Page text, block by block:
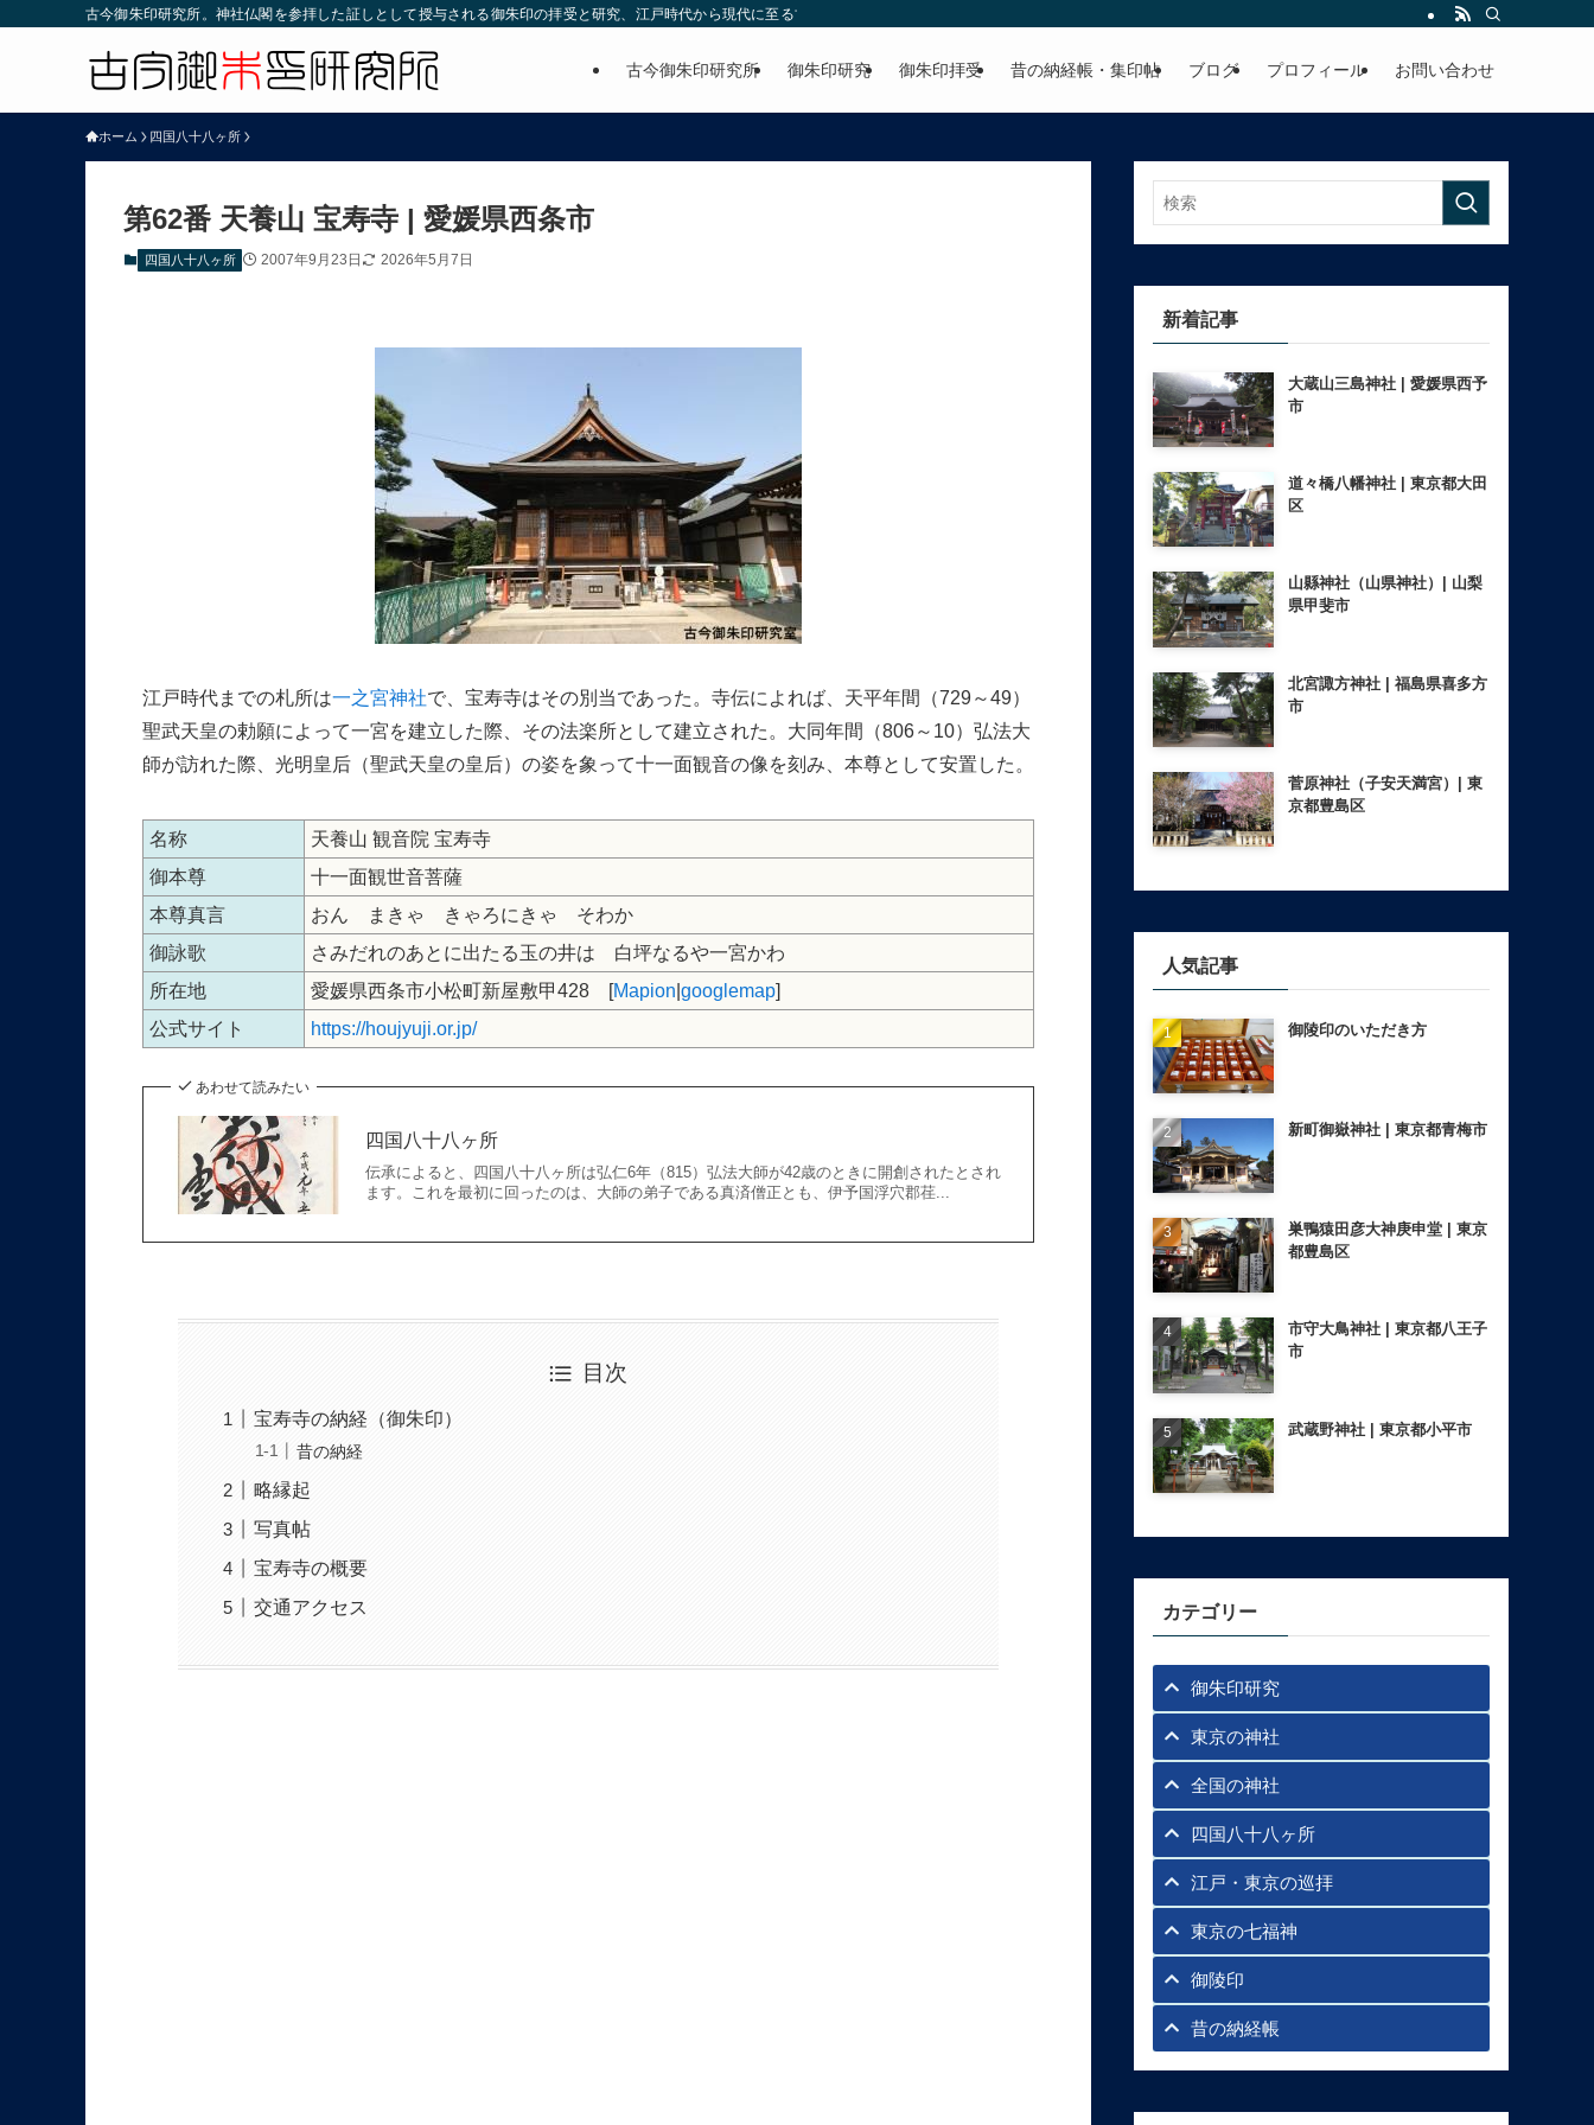
古今御朱印研究所。神社仏閣を参拝した証しとして授与される御朱印の拝受と研究、江戸時代から現代に至る古今の御朱印の紹介。
古今御朱印研究所 御朱印研究 御朱印拝受 昔の納経帳・集印帖 ブログ プロフィール お問い合わせ
ホーム 四国八十八ヶ所
第62番 天養山 宝寿寺 | 愛媛県西条市
四国八十八ヶ所 2007年9月23日 2026年5月7日
江戸時代までの札所は一之宮神社で、宝寿寺はその別当であった。寺伝によれば、天平年間（729～49）
聖武天皇の勅願によって一宮を建立した際、その法楽所として建立された。大同年間（806～10）弘法大
師が訪れた際、光明皇后（聖武天皇の皇后）の姿を象って十一面観音の像を刻み、本尊として安置した。
名称
天養山 観音院 宝寿寺
御本尊
十一面観世音菩薩
本尊真言
おん まきゃ きゃろにきゃ そわか
御詠歌
さみだれのあとに出たる玉の井は 白坪なるや一宮かわ
所在地
愛媛県西条市小松町新屋敷甲428 [Mapion googlemap]
公式サイト
https://houjyuji.or.jp/
あわせて読みたい
四国八十八ヶ所
伝承によると、四国八十八ヶ所は弘仁6年（815）弘法大師が42歳のときに開創されたとされ
ます。これを最初に回ったのは、大師の弟子である真済僧正とも、伊予国浮穴郡荏...
目次
宝寿寺の納経（御朱印）
昔の納経
略縁起
写真帖
宝寿寺の概要
交通アクセス
新着記事
大蔵山三島神社 | 愛媛県西予
市
道々橋八幡神社 | 東京都大田
区
山縣神社（山県神社）| 山梨
県甲斐市
北宮諏方神社 | 福島県喜多方
市
菅原神社（子安天満宮）| 東
京都豊島区
人気記事
御陵印のいただき方
新町御嶽神社 | 東京都青梅市
巣鴨猿田彦大神庚申堂 | 東京
都豊島区
市守大鳥神社 | 東京都八王子
市
武蔵野神社 | 東京都小平市
カテゴリー
御朱印研究
東京の神社
全国の神社
四国八十八ヶ所
江戸・東京の巡拝
東京の七福神
御陵印
昔の納経帳